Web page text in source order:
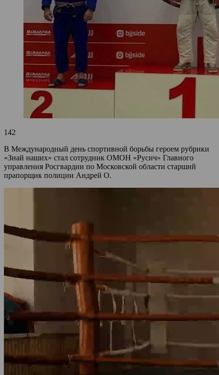
142
В Международный день спортивной борьбы героем рубрики
«Знай наших» стал сотрудник ОМОН «Русич» Главного
управления Росгвардии по Московской области старший
прапорщик полиции Андрей О.